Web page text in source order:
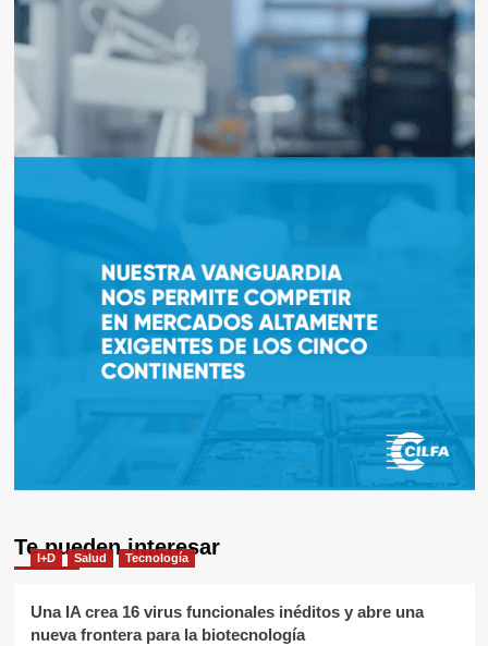
emocional
de
los
Te pueden interesar
I+D Salud Tecnología
Una IA crea 16 virus funcionales inéditos y abre una
nueva frontera para la biotecnología